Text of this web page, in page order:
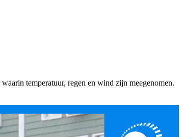
temperatuur, regen en wind zijn meegenomen.